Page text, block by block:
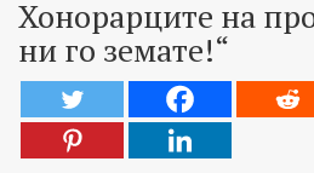
Хонорарците на
ни го земате!“